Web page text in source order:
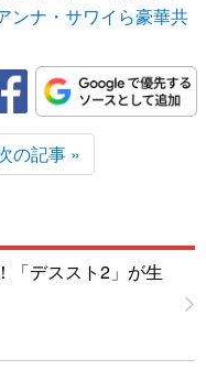
ナ・サワイら豪華共
の記事 »
「デススト2」が生